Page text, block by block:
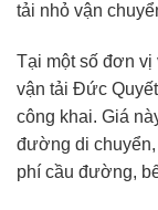
tải nhỏ vận
Tại một số đơn vị
vận tải Đức
công khai. Giá
đường di
phí cầu đường,